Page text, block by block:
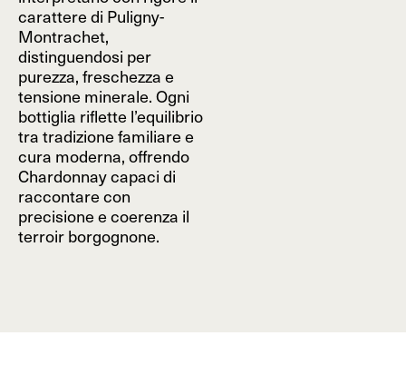
carattere di Puligny-
Montrachet,
distinguendosi per
purezza, freschezza e
tensione minerale. Ogni
bottiglia riflette l’equilibrio
tra tradizione familiare e
cura moderna, offrendo
Chardonnay capaci di
raccontare con
precisione e coerenza il
terroir borgognone.